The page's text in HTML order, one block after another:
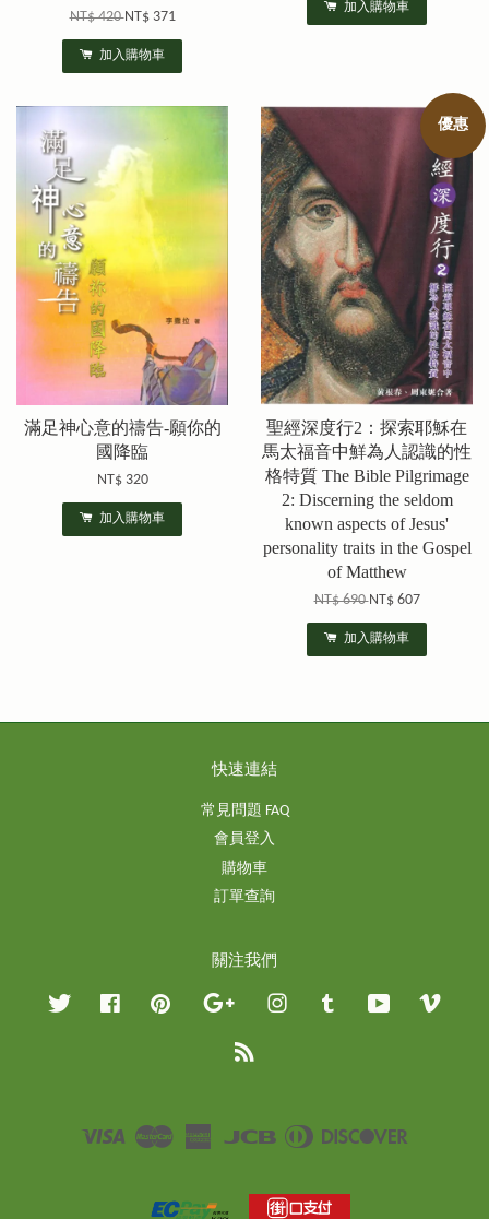
NT$ 420NT$ 371
加入購物車
加入購物車
滿足神心意的禱告-願你的
國降臨
NT$ 320
加入購物車
優惠
聖經深度行2：探索耶穌在
馬太福音中鮮為人認識的性
格特質 The Bible Pilgrimage
2: Discerning the seldom
known aspects of Jesus'
personality traits in the Gospel
of Matthew
NT$ 690NT$ 607
加入購物車
快速連結
常見問題 FAQ
會員登入
購物車
訂單查詢
關注我們
Twitter Facebook Pinterest Google InstagramTumblr YouTube
Visa Master
American
JCB
Diners